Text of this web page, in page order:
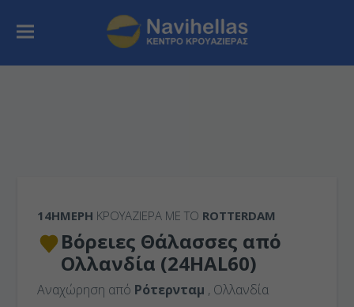
14ΉΜΕΡΗ ΚΡΟΥΑΖΙΕΡΑ ΜΕ ΤΟ ROTTERDAM
Βόρειες Θάλασσες από
Ολλανδία (24HAL60)
Αναχώρηση από Ρότερνταμ , Ολλανδία